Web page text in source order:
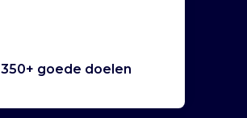
350+ goede doelen